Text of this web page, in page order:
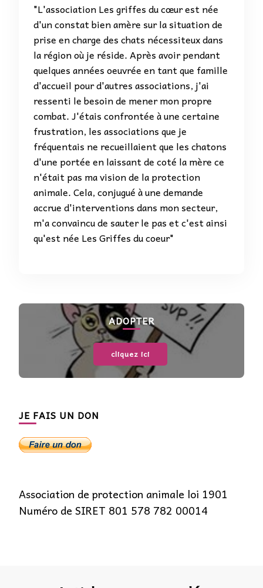
"L'association Les griffes du cœur est née
d'un constat bien amère sur la situation de
prise en charge des chats nécessiteux dans
la région où je réside. Après avoir pendant
quelques années oeuvrée en tant que famille
d'accueil pour d'autres associations, j'ai
ressenti le besoin de mener mon propre
combat. J'étais confrontée à une certaine
frustration, les associations que je
fréquentais ne recueillaient que les chatons
d'une portée en laissant de coté la mère ce
n'était pas ma vision de la protection
animale. Cela, conjugué à une demande
accrue d'interventions dans mon secteur,
m'a convaincu de sauter le pas et c'est ainsi
qu'est née Les Griffes du coeur"
ADOPTER
cliquez ici
JE FAIS UN DON
Association de protection animale loi 1901
Numéro de SIRET 801 578 782 00014